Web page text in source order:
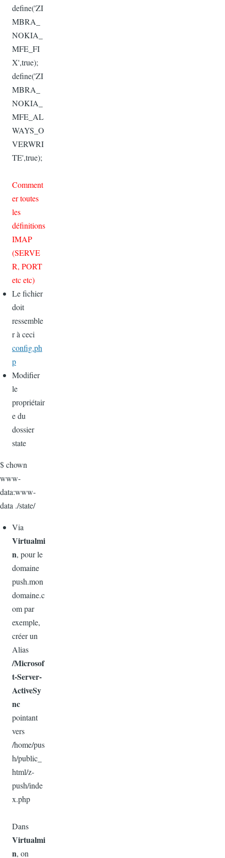
define('ZI
MBRA_
NOKIA_
MFE_FI
X',true);
define('ZI
MBRA_
NOKIA_
MFE_AL
WAYS_O
VERWRI
TE',true);
Comment
er toutes
les
définitions
IMAP
(SERVE
R, PORT
etc etc)
Le fichier
doit
ressemble
r à ceci
config.ph
p
Modifier
le
propriétair
e du
dossier
state
$ chown
www-
data:www-
data ./state/
Via
Virtualmi
n, pour le
domaine
push.mon
domaine.c
om par
exemple,
créer un
Alias
/Microsof
t-Server-
ActiveSy
nc
pointant
vers
/home/pus
h/public_
html/z-
push/inde
x.php
Dans
Virtualmi
n, on